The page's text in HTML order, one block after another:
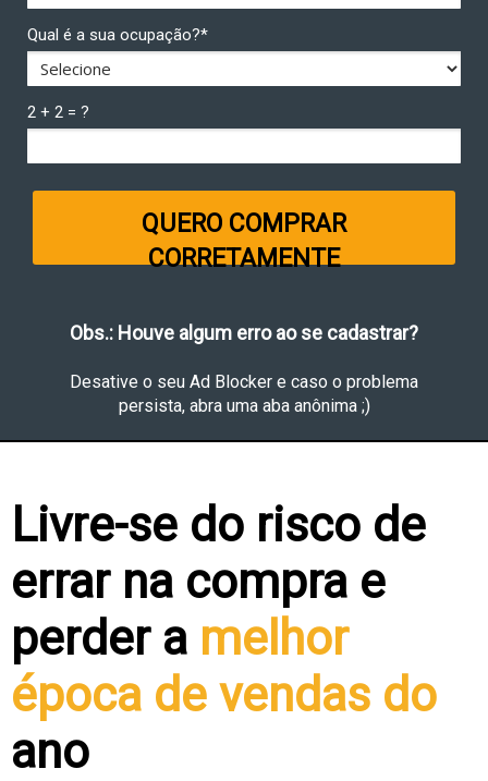
Qual é a sua ocupação?*
2 + 2 = ?
QUERO COMPRAR
CORRETAMENTE
Obs.: Houve algum erro ao se cadastrar?
Desative o seu Ad Blocker e caso o problema
persista, abra uma aba anônima ;)
Livre-se do risco de
errar na compra e
perder a melhor
época de vendas do
ano